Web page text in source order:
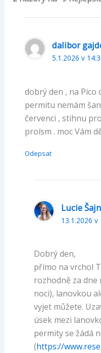
dalibor
5.1.2026 v
dobrý den , na Pico
permitu nemám
červenci , stihnu
proísm . moc Vám
Odepsat
Lucie
13.1.2026 v
Dobrý den,
přímo na vrchol
rozhodně za dne
noci), lanovkou
vyjet můžete.
úsek mezi
permity se žádá
(https://